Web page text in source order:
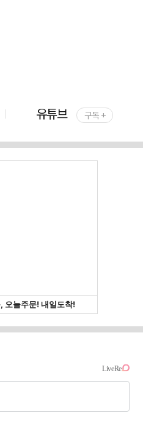
유튜브 구독 +